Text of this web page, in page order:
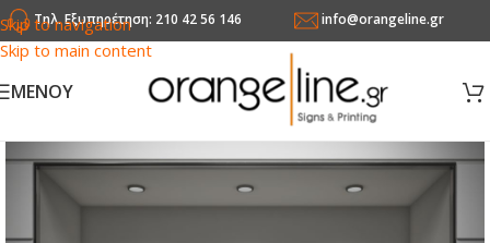
Skip to navigation
Skip to main content
Τηλ. Εξυπηρέτηση: 210 42 56 146 info@orangeline.gr
MENOY